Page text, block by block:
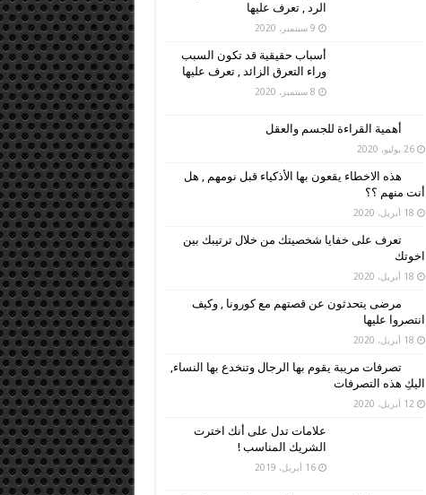
الرد , تعرف عليها
9 سبتمبر، 2020
أسباب حقيقية قد تكون السبب
وراء التعرق الزائد , تعرف عليها
8 سبتمبر، 2020
أهمية القراءة للجسم والعقل
26 يوليو، 2020
هذه الاخطاء يقعون بها الأذكياء قبل نومهم , هل
أنت منهم ؟؟
18 أبريل، 2020
تعرف على خفايا شخصيتك من خلال ترتيبك بين
اخوتك
18 أبريل، 2020
مرضى يتحدثون عن قصتهم مع كورونا , وكيف
انتصروا عليها
18 أبريل، 2020
تصرفات مريبة يقوم بها الرجال وتنخدع بها النساء,
اليكِ هذه التصرفات
12 أبريل، 2020
علامات تدل على أنك اخترت
الشريك المناسب !
16 أبريل، 2019